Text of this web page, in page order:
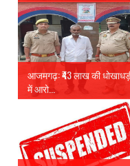
आजमगढ़: ₹43 लाख की
में आरो...